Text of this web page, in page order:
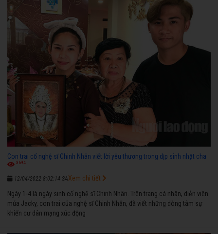
Con trai cố nghệ sĩ Chinh Nhân viết lời yêu thương trong dịp sinh nhật cha
3694
12/04/2022 8:02:14 SA
Ngày 1-4 là ngày sinh cố nghệ sĩ Chinh Nhân. Trên trang cá nhân, diễn viên
múa Jacky, con trai của nghệ sĩ Chinh Nhân, đã viết những dòng tâm sự
khiến cư dân mạng xúc động
Xem chi tiết